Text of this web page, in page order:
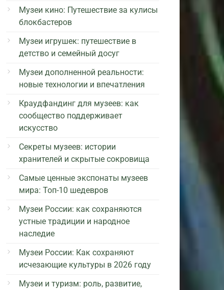
Музеи кино: Путешествие за кулисы
блокбастеров
Музеи игрушек: путешествие в
детство и семейный досуг
Музеи дополненной реальности:
новые технологии и впечатления
Краудфандинг для музеев: как
сообщество поддерживает
искусство
Секреты музеев: истории
хранителей и скрытые сокровища
Самые ценные экспонаты музеев
мира: Топ-10 шедевров
Музеи России: как сохраняются
устные традиции и народное
наследие
Музеи России: Как сохраняют
исчезающие культуры в 2026 году
Музеи и туризм: роль, развитие,